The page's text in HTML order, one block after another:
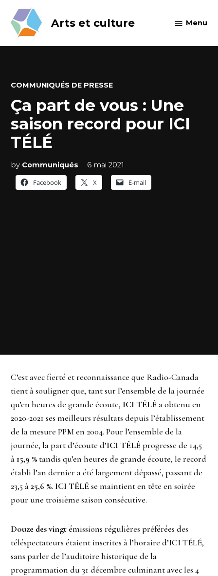
content
Arts et culture Menu
POSTED
COMMUNIQUÉS DE PRESSE
Ça part de vous : Une
saison record pour ICI
TÉLÉ
by Communiqués
6 mai 2021
Facebook
X E-mail
C’est avec fierté et reconnaissance que Radio-Canada
tient à souligner que, tant sur l’ensemble de la journée
qu’en heures de grande écoute, ICI TÉLÉ a obtenu en
2020-2021 ses meilleurs résultats depuis l’établissement
de la mesure PPM en 2004. Pour l’ensemble de la
journée, la part d’écoute d’ICI TÉLÉ progresse de 14,5
à 15,9 % tandis qu’en heures de grande écoute, le record
établi l’an dernier a été largement dépassé, passant de
23,5 à25,6 %. ICI TÉLÉ se maintient en tête en soirée
pour une troisième saison consécutive.
Douze des vingtémissions régulières préférées des
téléspectateurs étaient inscrites à l’horaire d’ICI TÉLÉ,
sans parler de l’auditoire historique de la
programmation du 31 décembre culminant avec les 4